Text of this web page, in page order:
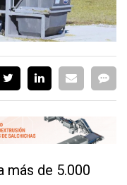
más de 5.000